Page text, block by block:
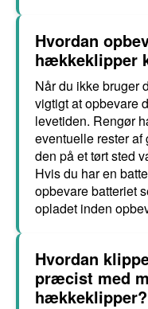
Hvordan
hækkeklipper
Når du ikke bruger
vigtigt at opbevare
levetiden. Rengør
eventuelle rester
den på et tørt sted
Hvis du har en
opbevare batteriet
opladet inden
Hvordan
præcist med
hækkeklipper?